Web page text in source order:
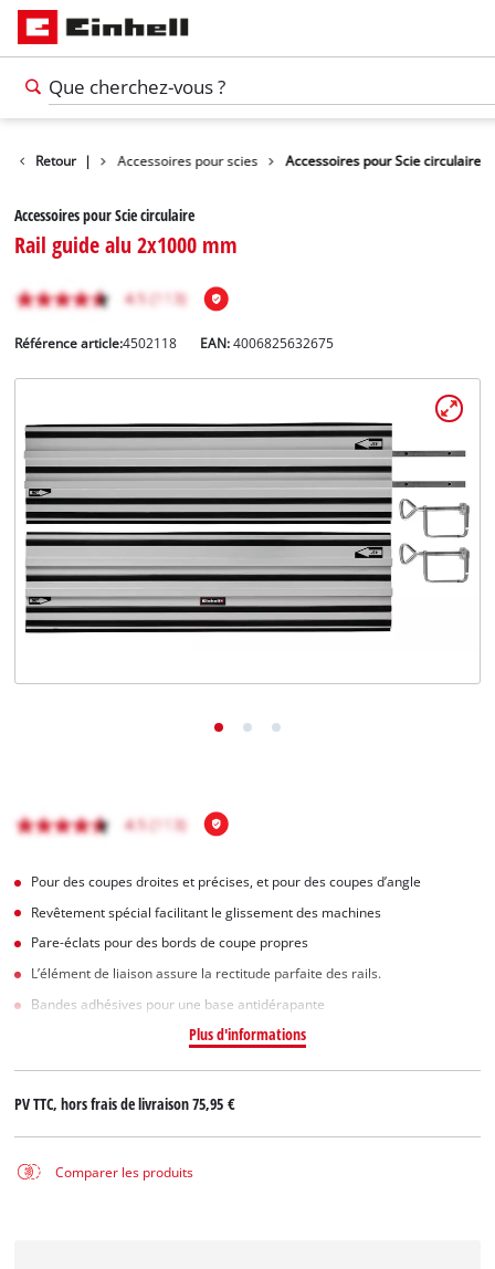
Français
English
Retour |
d'outils Accessoires pour scies Accessoires pour Scie circulaire
Accessoires pour Scie circulaire
Rail guide alu 2x1000 mm
Référence article:4502118 EAN:4006825632675
Pour des coupes droites et précises, et pour des coupes d’angle
Revêtement spécial facilitant le glissement des machines
Pare-éclats pour des bords de coupe propres
L’élément de liaison assure la rectitude parfaite des rails.
Bandes adhésives pour une base antidérapante
Plus d'informations
PV TTC, hors frais de livraison75,95 €
Comparer les produits